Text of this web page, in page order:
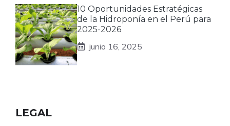
10 Oportunidades Estratégicas
de la Hidroponía en el Perú para
2025-2026
junio 16, 2025
LEGAL